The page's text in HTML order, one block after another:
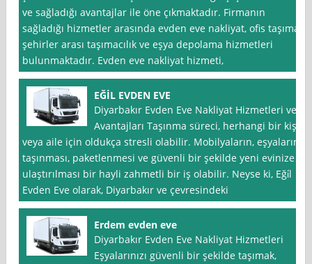
ve sağladığı avantajlar ile öne çıkmaktadır. Firmanın
sağladığı hizmetler arasında evden eve nakliyat, ofis taşıma,
şehirler arası taşımacılık ve eşya depolama hizmetleri
bulunmaktadır. Evden eve nakliyat hizmeti,
EĞİL EVDEN EVE
Diyarbakır Evden Eve Nakliyat Hizmetleri ve
Avantajları Taşınma süreci, herhangi bir kişi
veya aile için oldukça stresli olabilir. Mobilyaların, eşyaların
taşınması, paketlenmesi ve güvenli bir şekilde yeni evinize
ulaştırılması bir hayli zahmetli bir iş olabilir. Neyse ki, Eği̇l
Evden Eve olarak, Diyarbakır ve çevresindeki
Erdem evden eve
Diyarbakır Evden Eve Nakliyat Hizmetleri
Eşyalarınızı güvenli bir şekilde taşımak,